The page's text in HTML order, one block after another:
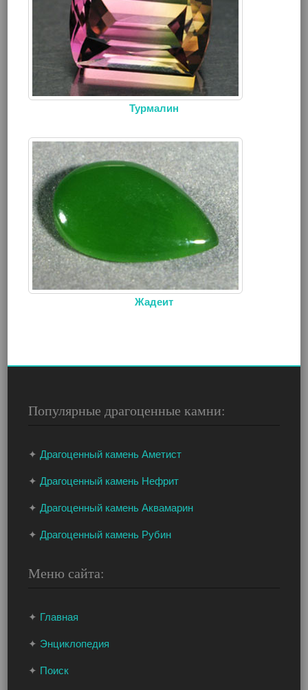
Турмалин
Жадеит
Популярные драгоценные камни:
✦Драгоценный камень Аметист
✦Драгоценный камень Нефрит
✦Драгоценный камень Аквамарин
✦Драгоценный камень Рубин
Меню сайта:
✦ Главная
✦ Энциклопедия
✦ Поиск